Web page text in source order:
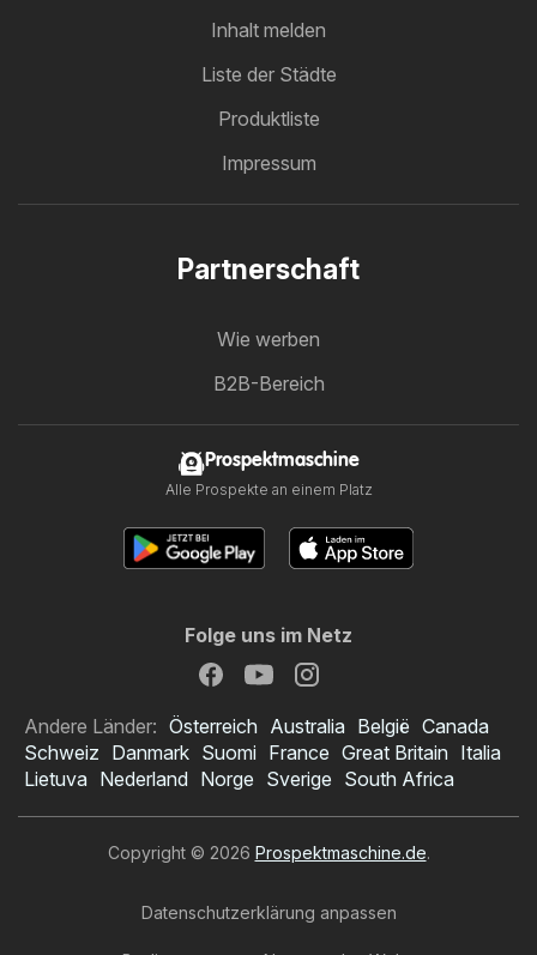
Inhalt melden
Liste der Städte
Produktliste
Impressum
Partnerschaft
Wie werben
B2B-Bereich
Prospektmaschine
Alle Prospekte an einem Platz
Folge uns im Netz
Andere Länder: Österreich Australia België Canada
Schweiz Danmark Suomi France Great Britain Italia
Lietuva Nederland Norge Sverige South Africa
Copyright © 2026 Prospektmaschine.de.
Datenschutzerklärung anpassen